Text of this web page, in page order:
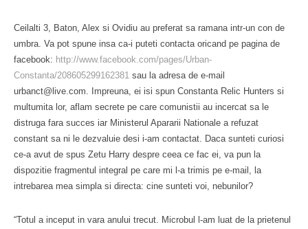
Ceilalti 3, Baton, Alex si Ovidiu au preferat sa ramana intr-un con de
umbra. Va pot spune insa ca-i puteti contacta oricand pe pagina de
facebook: http://www.facebook.com/pages/Urban-
Constanta/208605299162381 sau la adresa de e-mail
urbanct@live.com. Impreuna, ei isi spun Constanta Relic Hunters si
multumita lor, aflam secrete pe care comunistii au incercat sa le
distruga fara succes iar Ministerul Apararii Nationale a refuzat
constant sa ni le dezvaluie desi i-am contactat. Daca sunteti curiosi
ce-a avut de spus Zetu Harry despre ceea ce fac ei, va pun la
dispozitie fragmentul integral pe care mi l-a trimis pe e-mail, la
intrebarea mea simpla si directa: cine sunteti voi, nebunilor?
“Totul a inceput in vara anului trecut. Microbul l-am luat de la prietenul